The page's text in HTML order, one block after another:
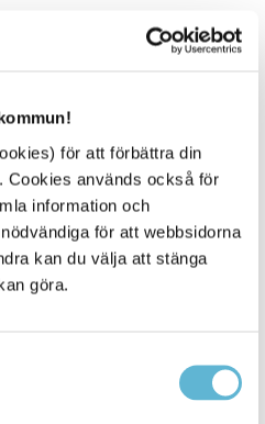
för att förbättra din
Cookies används också för
information och
för att webbsidorna
kan du välja att stänga
göra.
Brukningsavgiften
och som är
uppdelad i två delar
- en fast årsavgift
och en rörlig
kostnad som vi
respektive hur
mycket spillvatten